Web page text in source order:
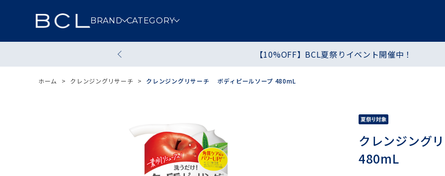
BRAND CATEGORY
スキンケア メイクアップ
化粧水・乳液・クリーム
【10%OFF】BCL夏祭りイベント開催中！
ホーム > クレンジングリサーチ > クレンジングリサーチ ボディピールソープ 480mL
クレンジング
480mL